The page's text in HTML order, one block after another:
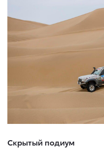
Скрытый подиум